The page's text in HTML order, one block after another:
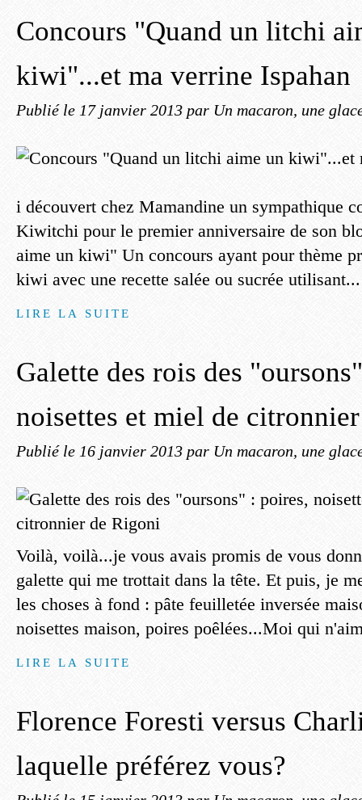
Concours "Quand un litchi
kiwi"...et ma verrine Ispahan
Publié le 17 janvier 2013 par Un macaron, une
i découvert chez Mamandine un sympathique
Kiwitchi pour le premier anniversaire de son
aime un kiwi" Un concours ayant pour thème
kiwi avec une recette salée ou sucrée utilisant...
LIRE LA SUITE
Galette des rois des
noisettes et miel de
Publié le 16 janvier 2013 par Un macaron, une
Voilà, voilà...je vous avais promis de vous
galette qui me trottait dans la tête. Et puis, je
les choses à fond : pâte feuilletée inversée
noisettes maison, poires poêlées...Moi qui
LIRE LA SUITE
Florence Foresti versus
laquelle préférez vous?